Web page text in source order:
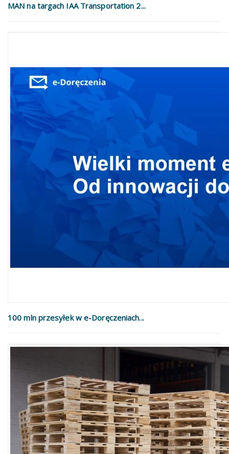
MAN na targach IAA Transportation 2...
100 mln przesyłek w e-Doręczeniach...